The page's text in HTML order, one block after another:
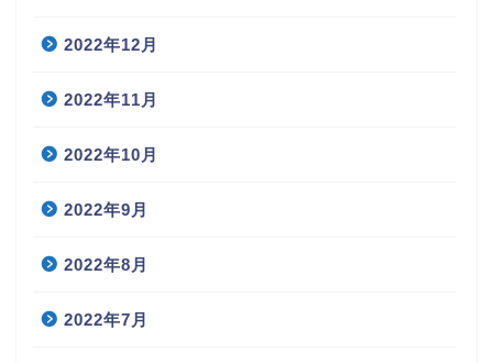
2022年12月
2022年11月
2022年10月
2022年9月
2022年8月
2022年7月